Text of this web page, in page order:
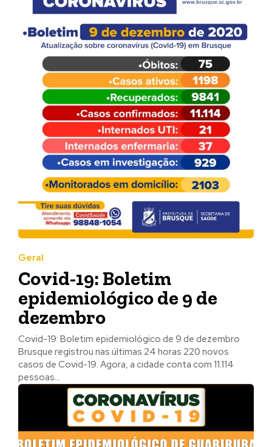
Geral
Covid-19: Boletim
epidemiológico de 9 de
dezembro
Covid-19: Boletim epidemiológico de 9 de dezembro
Brusque registrou nas últimas 24 horas 220 novos
casos de Covid-19. Agora, a cidade conta com 11.114
pessoas...